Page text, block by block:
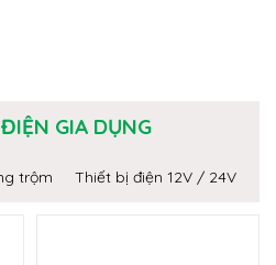
GIA DỤNG
trộm Thiết bị điện 12V / 24V